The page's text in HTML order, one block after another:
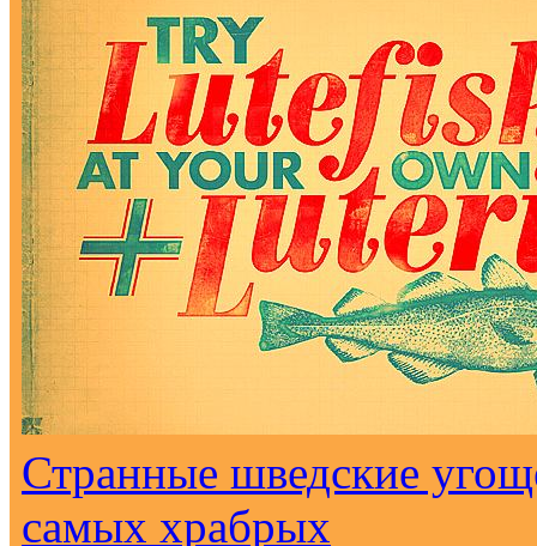
Странные шведские
самых храбрых